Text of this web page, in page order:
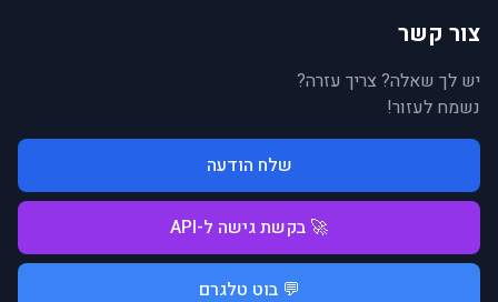
צור קשר
יש לך שאלה? צריך עזרה?
נשמח לעזור!
שלח הודעה
🚀 בקשת גישה ל-API
💬 בוט טלגרם